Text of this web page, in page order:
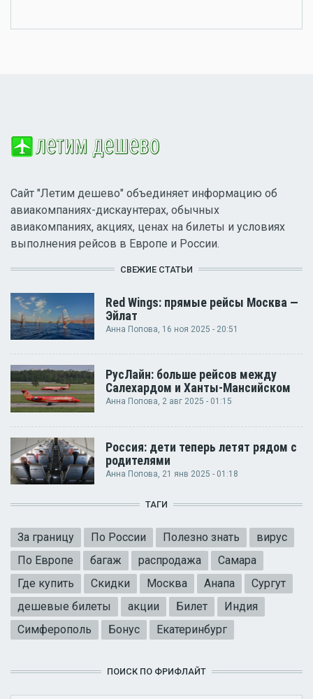
Сайт "Летим дешево" объединяет информацию об
авиакомпаниях-дискаунтерах, обычных
авиакомпаниях, акциях, ценах на билеты и условиях
выполнения рейсов в Европе и России.
СВЕЖИЕ СТАТЬИ
Red Wings: прямые рейсы Москва —
Эйлат
Анна Попова , 16 ноя 2025 - 20:51
РусЛайн: больше рейсов между
Салехардом и Ханты-Мансийском
Анна Попова, 2 авг 2025 - 01:15
Россия: дети теперь летят рядом с
родителями
Анна Попова , 21 янв 2025 - 01:18
ТАГИ
За границу По России Полезно знать
вирус
По Европе
багаж распродажа
Самара
Где купить
Скидки Москва Анапа
Сургут
дешевые билеты
акции Билет
Индия
Симферополь
Бонус Екатеринбург
ПОИСК ПО ФРИФЛАЙТ